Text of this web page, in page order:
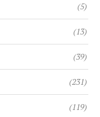
(5)
(13)
(39)
(231)
(119)